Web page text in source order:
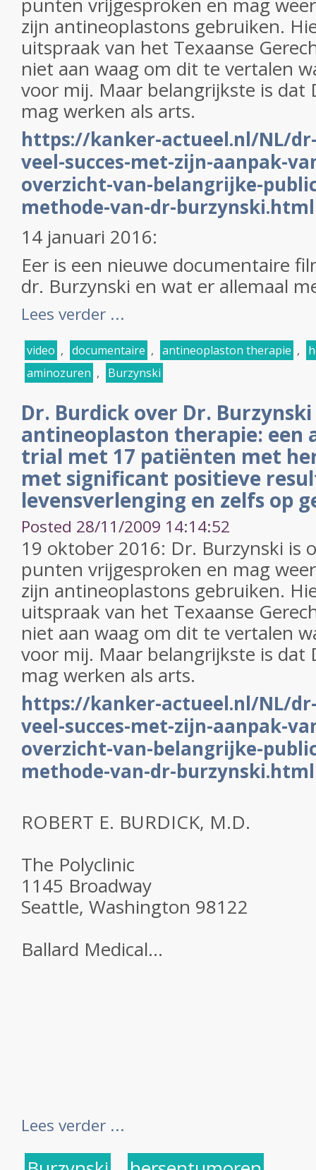
zijn antineoplastons gebruiken.
uitspraak van het Texaanse
niet aan waag om dit te vertalen
voor mij. Maar belangrijkste is dat
mag werken als arts.
https://kanker-actueel.nl/NL/
veel-succes-met-zijn-aanpak-
overzicht-van-belangrijke-
methode-van-dr-burzynski.html
14 januari 2016:
Eer is een nieuwe documentaire
dr. Burzynski en wat er allemaal
Lees verder ...
video , documentaire , antineoplaston therapie ,
aminozuren , Burzynski
Dr. Burdick over Dr.
antineoplaston therapie: een
trial met 17 patiënten met
met significant positieve
levensverlenging en zelfs op
Posted 28/11/2009 14:14:52
19 oktober 2016: Dr. Burzynski is
punten vrijgesproken en mag
zijn antineoplastons gebruiken.
uitspraak van het Texaanse
niet aan waag om dit te vertalen
voor mij. Maar belangrijkste is dat
mag werken als arts.
https://kanker-actueel.nl/NL/
veel-succes-met-zijn-aanpak-
overzicht-van-belangrijke-
methode-van-dr-burzynski.html
ROBERT E. BURDICK, M.D.
The Polyclinic
1145 Broadway
Seattle, Washington 98122
Ballard Medical...
Lees verder ...